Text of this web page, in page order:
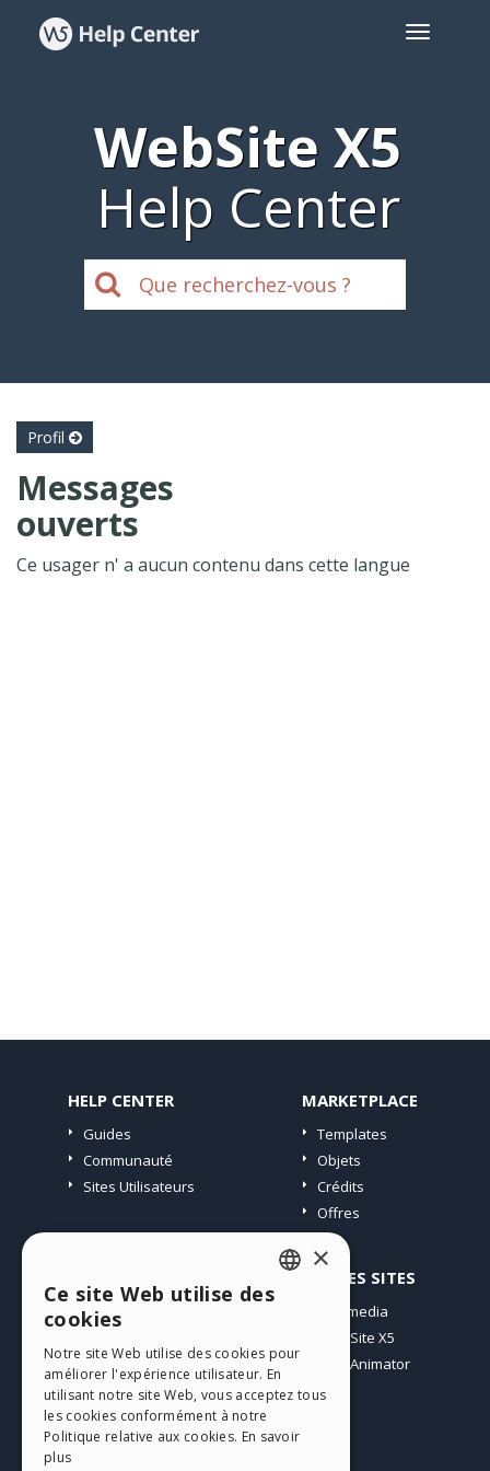
WebSite X5
Help Center
Profil
Messages
ouverts
Ce usager n' a aucun contenu dans cette langue
HELP CENTER
Guides
Communauté
Sites Utilisateurs
MARKETPLACE
Templates
Objets
Crédits
Offres
Mes Messages
Télécharger
Espace Web
Mes Crédits
AUTRES SITES
Incomedia
WebSite X5
WebAnimator
ENGLISH
GERMAN
SPANISH
×
Ce site Web utilise des
cookies
Notre site Web utilise des cookies pour
améliorer l'expérience utilisateur. En
utilisant notre site Web, vous acceptez tous
les cookies conformément à notre
Politique relative aux cookies. En savoir
plus